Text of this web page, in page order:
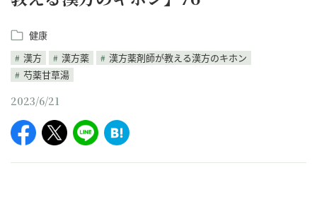
健康
漢方
漢方薬
漢方薬剤師が教える漢方のキホン
芍薬甘草湯
2023/6/21